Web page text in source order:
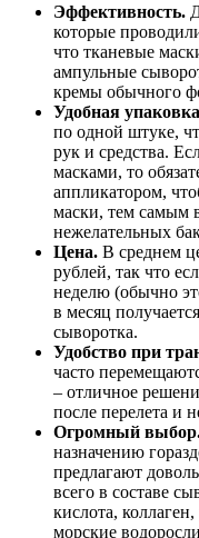
Эффективность.
которые
что тканевые
ампульные
кремы обычного
Удобная
по одной штуке,
рук и средства.
масками, то
аппликатором,
маски, тем самым
нежелательных
Цена. В среднем
рублей, так что
неделю (обычно
в месяц
сыворотка.
Удобство при
часто
– отличное
после перелета и
Огромный
назначению
предлагают
всего в составе
кислота,
морские